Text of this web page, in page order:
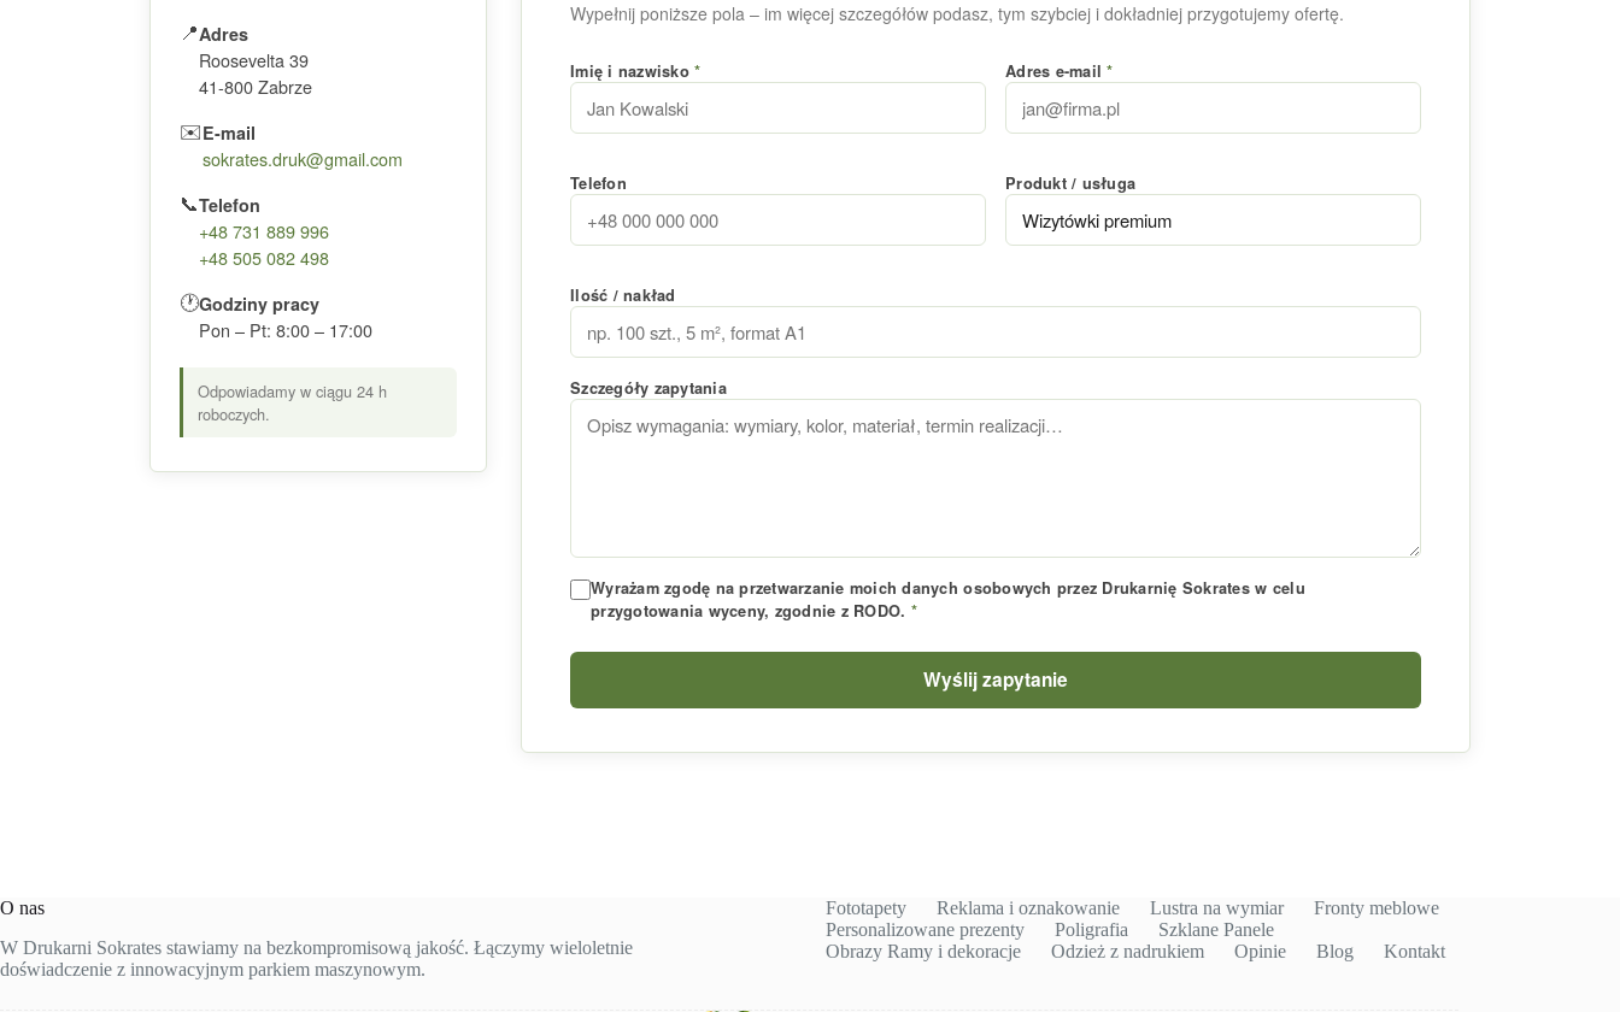
📍Adres
Roosevelta 39
41-800 Zabrze
✉️E-mail
sokrates.druk@gmail.com
📞Telefon
+48 731 889 996
+48 505 082 498
🕐Godziny pracy
Pon – Pt: 8:00 – 17:00
Odpowiadamy w ciągu 24 h
roboczych.
Wypełnij poniższe pola – im więcej szczegółów podasz, tym szybciej i dokładniej przygotujemy ofertę.
Imię i nazwisko* Adres e-mail*
Telefon Produkt / usługa
Ilość / nakład
Szczegóły zapytania
Wyrażam zgodę na przetwarzanie moich danych osobowych przez Drukarnię Sokrates w celu
przygotowania wyceny, zgodnie z RODO. *
Wyślij zapytanie
O nas
W Drukarni Sokrates stawiamy na bezkompromisową jakość. Łączymy wieloletnie
doświadczenie z innowacyjnym parkiem maszynowym.
Fototapety Reklama i oznakowanie Lustra na wymiar
Fronty meblowe
Personalizowane prezenty
Poligrafia
Szklane Panele
Obrazy Ramy i dekoracje
Odzież z nadrukiem Opinie Blog Kontakt